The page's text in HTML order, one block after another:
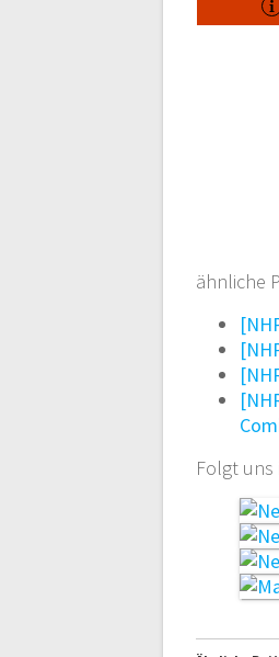
ähnliche
Folgt uns